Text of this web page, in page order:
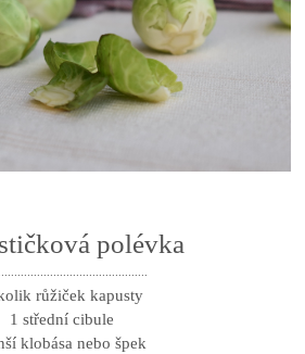
polévka
růžiček kapusty
1 střední cibule
klobása nebo špek